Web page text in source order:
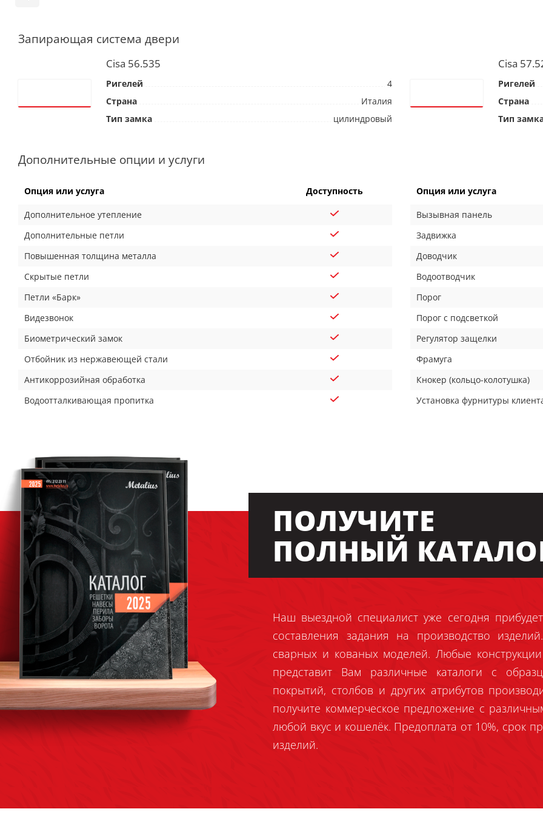
Запирающая система двери
Cisa 56.535
Ригелей
4
Страна
Италия
Тип замка
цилиндровый
Cisa
Ригелей
Страна
Тип
Дополнительные опции и услуги
Опция или услуга Доступность
Дополнительное утепление
Дополнительные петли
Повышенная толщина металла
Скрытые петли
Петли «Барк»
Видезвонок
Биометрический замок
Отбойник из нержавеющей стали
Антикоррозийная обработка
Водоотталкивающая пропитка
Опция или услуга
Вызывная панель
Задвижка
Доводчик
Водоотводчик
Порог
Порог с подсветкой
Регулятор защелки
Фрамуга
Кнокер (кольцо-колотушка)
Установка фурнитуры
ПОЛУЧИТЕ
ПОЛНЫЙ
Наш выездной специалист уже сегодня
составления задания на производство
сварных и кованых моделей. Любые
представит Вам различные каталоги с
покрытий, столбов и других атрибутов
получите коммерческое предложение с
любой вкус и кошелёк. Предоплата от 10%, срок
изделий.